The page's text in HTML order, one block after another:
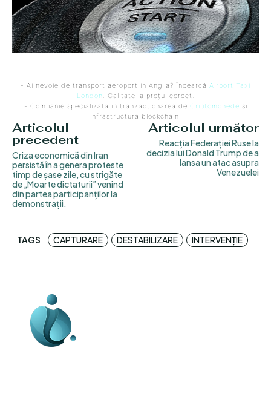
- Ai nevoie de transport aeroport in Anglia? Încearcă Airport Taxi
London. Calitate la prețul corect.
- Companie specializata in tranzactionarea de Criptomonede si
infrastructura blockchain.
Articolul
precedent
Criza economică din Iran
persistă în a genera proteste
timp de șase zile, cu strigăte
de „Moarte dictaturii” venind
din partea participanților la
demonstrații.
Articolul următor
Reacția Federației Ruse la
decizia lui Donald Trump de a
lansa un atac asupra
Venezuelei
TAGS CAPTURARE DESTABILIZARE INTERVENȚIE